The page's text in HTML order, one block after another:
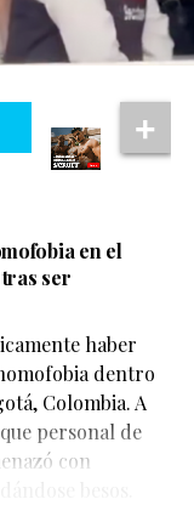
en el
ser
haber
dentro
Colombia. A
personal de
con